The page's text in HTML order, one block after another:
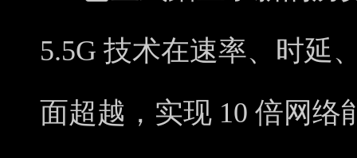
5.5G 技术在速率、时延
面超越，实现 10 倍网